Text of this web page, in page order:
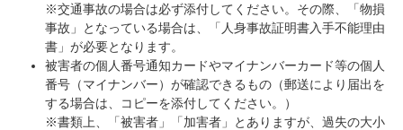
※交通事故の場合は必ず添付してください。その際、「物損
事故」となっている場合は、「人身事故証明書入手不能理由
書」が必要となります。
被害者の個人番号通知カードやマイナンバーカード等の個人
番号（マイナンバー）が確認できるもの（郵送により届出を
する場合は、コピーを添付してください。）
※書類上、「被害者」「加害者」とありますが、過失の大小